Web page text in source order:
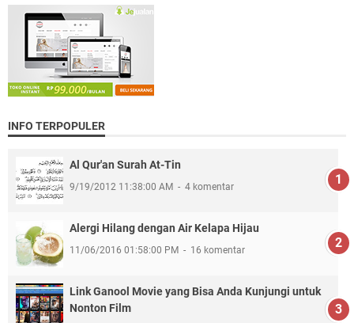
INFO TERPOPULER
Al Qur'an Surah At-Tin
9/19/2012 11:38:00 AM 4 komentar
Alergi Hilang dengan Air Kelapa Hijau
11/06/2016 01:58:00 PM 16 komentar
Link Ganool Movie yang Bisa Anda Kunjungi untuk
Nonton Film